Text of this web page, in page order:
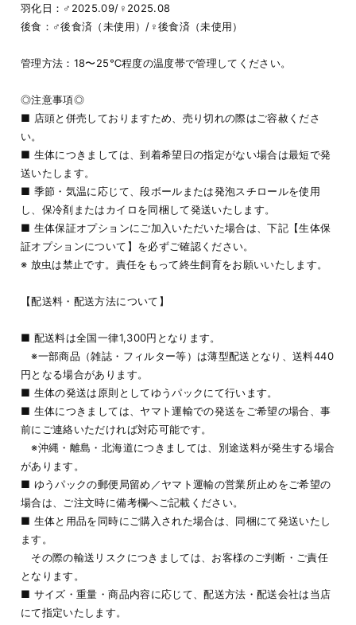
羽化日：♂2025.09/♀2025.08
後食：♂後食済（未使用）/♀後食済（未使用）
管理方法：18〜25℃程度の温度帯で管理してください。
◎注意事項◎
■ 店頭と併売しておりますため、売り切れの際はご容赦くださ
い。
■ 生体につきましては、到着希望日の指定がない場合は最短で発
送いたします。
■ 季節・気温に応じて、段ボールまたは発泡スチロールを使用
し、保冷剤またはカイロを同梱して発送いたします。
■ 生体保証オプションにご加入いただいた場合は、下記【生体保
証オプションについて】を必ずご確認ください。
※ 放虫は禁止です。責任をもって終生飼育をお願いいたします。
【配送料・配送方法について】
■ 配送料は全国一律1,300円となります。
※一部商品（雑誌・フィルター等）は薄型配送となり、送料440
円となる場合があります。
■ 生体の発送は原則としてゆうパックにて行います。
■ 生体につきましては、ヤマト運輸での発送をご希望の場合、事
前にご連絡いただければ対応可能です。
※沖縄・離島・北海道につきましては、別途送料が発生する場合
があります。
■ ゆうパックの郵便局留め／ヤマト運輸の営業所止めをご希望の
場合は、ご注文時に備考欄へご記載ください。
■ 生体と用品を同時にご購入された場合は、同梱にて発送いたし
ます。
その際の輸送リスクにつきましては、お客様のご判断・ご責任
となります。
■ サイズ・重量・商品内容に応じて、配送方法・配送会社は当店
にて指定いたします。